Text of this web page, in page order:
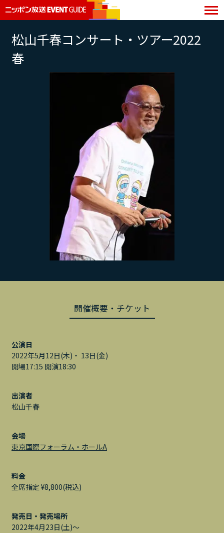
松山千春コンサート・ツアー2022
春
開催概要・チケット
公演日
2022年5月12日(木)・ 13日(金)
開場17:15 開演18:30
出演者
松山千春
会場
東京国際フォーラム・ホールA
料金
全席指定 ¥8,800(税込)
発売日・発売場所
2022年4月23日(土)〜